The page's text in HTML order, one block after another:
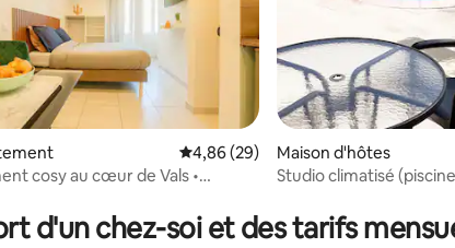
sur la base de 22 commentaires : 5 sur 5
Évaluation moyenne sur la base de
4,86 (29)
cosy au cœur de Vals •
Maison d'hôtes
Studio climatisé
d'un chez-soi et des tarifs